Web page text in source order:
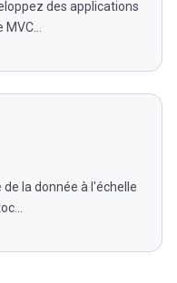
des applications
MVC
la donnée à l'échelle